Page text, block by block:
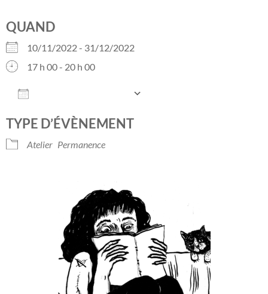
QUAND
10/11/2022 - 31/12/2022
17 h 00 - 20 h 00
TYPE D’ÉVÈNEMENT
Atelier Permanence